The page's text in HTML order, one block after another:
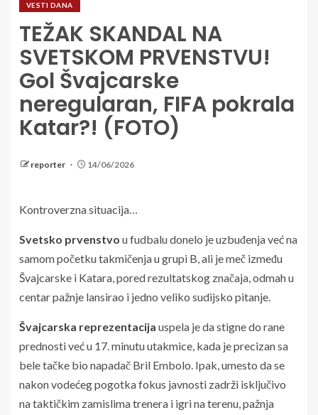
VESTI DANA
TEŽAK SKANDAL NA
SVETSKOM PRVENSTVU!
Gol Švajcarske
neregularan, FIFA pokrala
Katar?! (FOTO)
reporter 14/06/2026
Kontroverzna situacija…
Svetsko prvenstvo u fudbalu donelo je uzbuđenja već na
samom početku takmičenja u grupi B, ali je meč između
Švajcarske i Katara, pored rezultatskog značaja, odmah u
centar pažnje lansirao i jedno veliko sudijsko pitanje.
Švajcarska reprezentacija uspela je da stigne do rane
prednosti već u 17. minutu utakmice, kada je precizan sa
bele tačke bio napadač Bril Embolo. Ipak, umesto da se
nakon vodećeg pogotka fokus javnosti zadrži isključivo
na taktičkim zamislima trenera i igri na terenu, pažnja